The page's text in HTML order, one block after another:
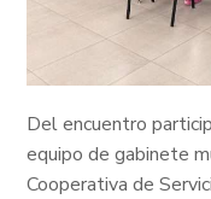
Del encuentro
equipo de gabinete
Cooperativa de